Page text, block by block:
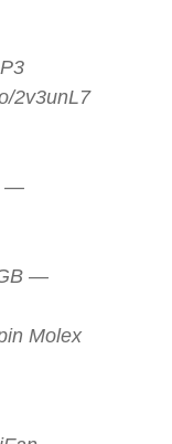
2v3unL7
—
—
Molex